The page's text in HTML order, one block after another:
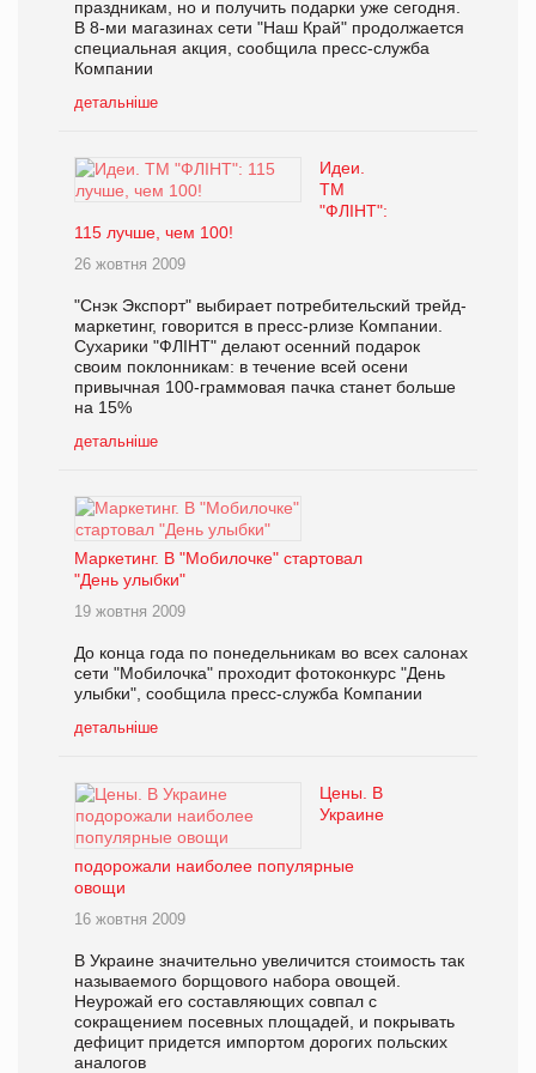
праздникам, но и получить подарки уже сегодня.
В 8-ми магазинах сети "Наш Край" продолжается
специальная акция, сообщила пресс-служба
Компании
детальніше
Идеи.
ТМ
"ФЛIНТ":
115 лучше, чем 100!
26 жовтня 2009
"Снэк Экспорт" выбирает потребительский трейд-
маркетинг, говорится в пресс-рлизе Компании.
Сухарики "ФЛIНТ" делают осенний подарок
своим поклонникам: в течение всей осени
привычная 100-граммовая пачка станет больше
на 15%
детальніше
Маркетинг. В "Мобилочке" стартовал
"День улыбки"
19 жовтня 2009
До конца года по понедельникам во всех салонах
сети "Мобилочка" проходит фотоконкурс "День
улыбки", сообщила пресс-служба Компании
детальніше
Цены. В
Украине
подорожали наиболее популярные
овощи
16 жовтня 2009
В Украине значительно увеличится стоимость так
называемого борщового набора овощей.
Неурожай его составляющих совпал с
сокращением посевных площадей, и покрывать
дефицит придется импортом дорогих польских
аналогов